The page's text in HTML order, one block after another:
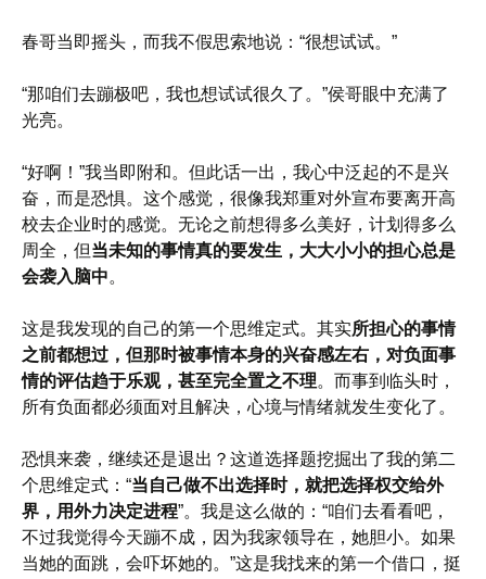
春哥当即摇头，而我不假思索地说：“很想试试。”
“那咱们去蹦极吧，我也想试试很久了。”侯哥眼中充满了
光亮。
“好啊！”我当即附和。但此话一出，我心中泛起的不是兴
奋，而是恐惧。这个感觉，很像我郑重对外宣布要离开高
校去企业时的感觉。无论之前想得多么美好，计划得多么
周全，但当未知的事情真的要发生，大大小小的担心总是
会袭入脑中。
这是我发现的自己的第一个思维定式。其实所担心的事情
之前都想过，但那时被事情本身的兴奋感左右，对负面事
情的评估趋于乐观，甚至完全置之不理。而事到临头时，
所有负面都必须面对且解决，心境与情绪就发生变化了。
恐惧来袭，继续还是退出？这道选择题挖掘出了我的第二
个思维定式：“当自己做不出选择时，就把选择权交给外
界，用外力决定进程”。我是这么做的：“咱们去看看吧，
不过我觉得今天蹦不成，因为我家领导在，她胆小。如果
当她的面跳，会吓坏她的。”这是我找来的第一个借口，挺